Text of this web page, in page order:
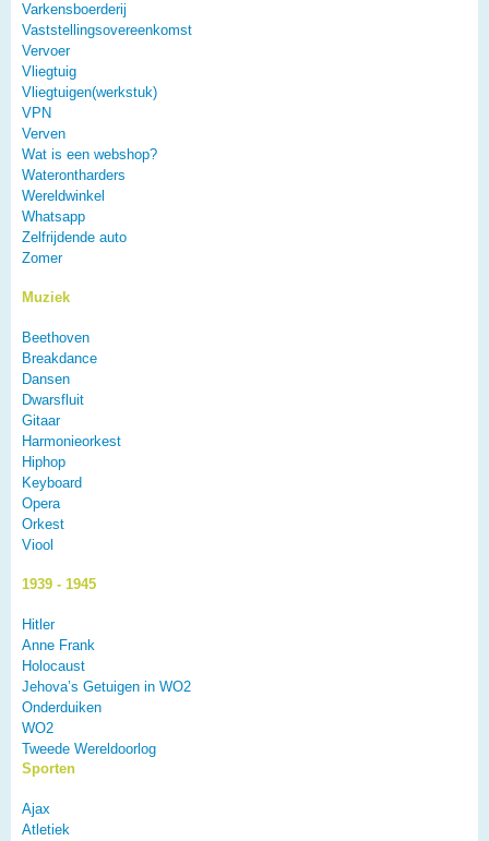
Varkensboerderij
Vaststellingsovereenkomst
Vervoer
Vliegtuig
Vliegtuigen(werkstuk)
VPN
Verven
Wat is een webshop?
Waterontharders
Wereldwinkel
Whatsapp
Zelfrijdende auto
Zomer
Muziek
Beethoven
Breakdance
Dansen
Dwarsfluit
Gitaar
Harmonieorkest
Hiphop
Keyboard
Opera
Orkest
Viool
1939 - 1945
Hitler
Anne Frank
Holocaust
Jehova’s Getuigen in WO2
Onderduiken
WO2
Tweede Wereldoorlog
Sporten
Ajax
Atletiek